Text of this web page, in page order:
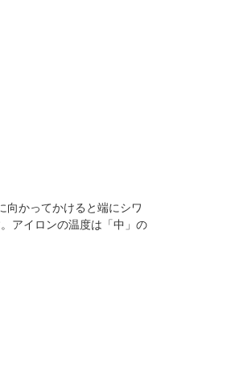
かってかけると端にシワ
アイロンの温度は「中」の